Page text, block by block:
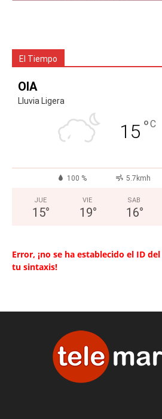
El Tiempo
OIA
Lluvia Ligera
15 °C
100 % 5.7kmh
JUE
15°
VIE
19°
SAB
16°
Error, ¡no se ha establecido el ID
tu sintaxis!